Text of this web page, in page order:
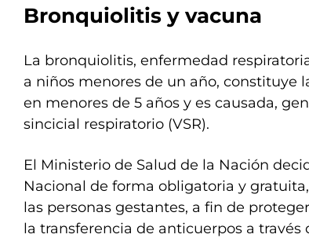
Bronquiolitis y vacuna
La bronquiolitis, enfermedad
a niños menores de un año, constituye
en menores de 5 años y es causada,
sincicial respiratorio (VSR).
El Ministerio de Salud de la Nación
Nacional de forma obligatoria y
las personas gestantes, a fin de
la transferencia de anticuerpos a través